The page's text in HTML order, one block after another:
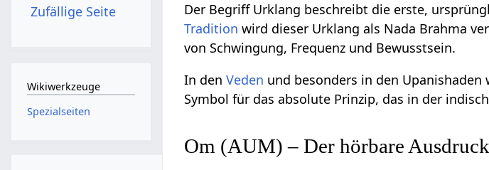
Der Begriff Urklang beschreibt die erste,
Tradition wird dieser Urklang als Nada Brahma
von Schwingung, Frequenz und Bewusstsein.
In denVeden und besonders in den
Symbol für das absolute Prinzip, das in der
Om (AUM) – Der hörbare
Zufällige Seite
Wikiwerkzeuge
Spezialseiten